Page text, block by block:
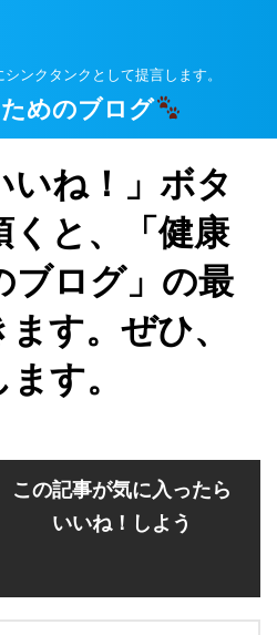
ンクタンクとして提言します。
めのブログ
いね！」ボタ
くと、「健康
ブログ」の最
す。ぜひ、
す。
この記事が気に入ったら
いいね！しよう